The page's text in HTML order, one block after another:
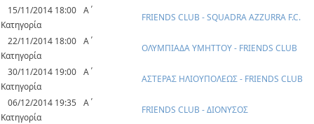
15/11/2014 18:00 Α΄
Κατηγορία
FRIENDS CLUB - SQUADRA AZZURRA F.C.
22/11/2014 18:00 Α΄
Κατηγορία
ΟΛΥΜΠΙΑΔΑ ΥΜΗΤΤΟΥ - FRIENDS CLUB
30/11/2014 19:00 Α΄
Κατηγορία
ΑΣΤΕΡΑΣ ΗΛΙΟΥΠΟΛΕΩΣ - FRIENDS CLUB
06/12/2014 19:35 Α΄
Κατηγορία
FRIENDS CLUB - ΔΙΟΝΥΣΟΣ